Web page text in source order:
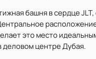
башня в сердце
это место
центре Дубая.